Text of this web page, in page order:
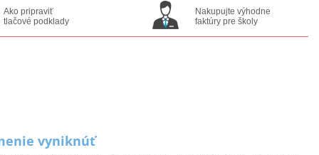
Ako pripraviť
tlačové podklady
Nakupujte výhodne
faktúry pre školy
vyniknúť